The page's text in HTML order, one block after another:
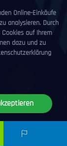
Online-Einkäufe
analysieren. Durch
auf Ihrem
dazu und zu